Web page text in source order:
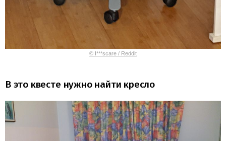
© I***scare / Reddit
В это квесте нужно найти кресло